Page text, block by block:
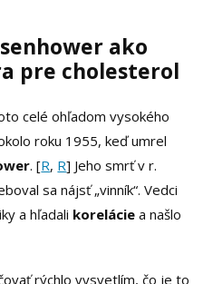
ako
pre cholesterol
celé ohľadom vysokého
roku 1955, keď umrel
. [R, R] Jeho smrť v r.
sa nájsť „vinník“. Vedci
a hľadali korelácie a našlo
rýchlo vysvetlím, čo je to